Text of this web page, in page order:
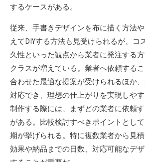
するケースがある。
従来、手書きデザインを布に描く方法
えてDIYする方法も見受けられるが、コ
久性といった観点から業者に発注する
クラスが増えている。業者へ依頼する
合わせた最適な提案が受けられるほか
対応でき、理想の仕上がりを実現しや
制作する際には、まずどの業者に依頼
がある。比較検討すべきポイントとし
期が挙げられる。特に複数業者から見
効果や納品までの日数、対応可能なデ